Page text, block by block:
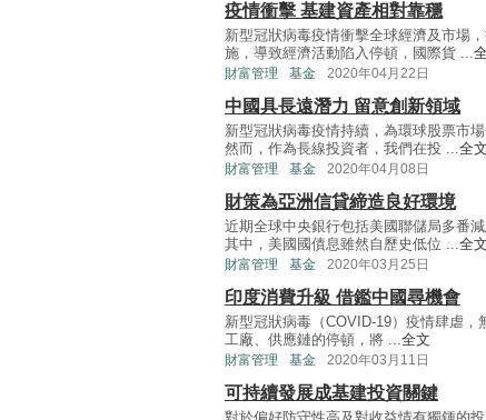
疫情衝擊 基建資產相對靠穩
新型冠狀病毒疫情衝擊全球經濟及市場
施，導致經濟活動陷入停頓，國際貨 ...
財富管理 基金 2020年04月22日
中國具長遠潛力 留意創新領域
新型冠狀病毒疫情持續，為環球股票市
然而，作為長線投資者，我們在投 ...全文
財富管理 基金 2020年04月08日
財策為亞洲信貸締造良好環境
近期全球中央銀行包括美國聯儲局多番
其中，美國國債息雖然自歷史低位 ...全文
財富管理 基金 2020年03月25日
印度消費升級 借鑑中國尋機會
新型冠狀病毒（COVID-19）疫情肆虐
工廠、供應鏈的停頓，將 ...全文
財富管理 基金 2020年03月11日
可持續發展成基建投資關鍵